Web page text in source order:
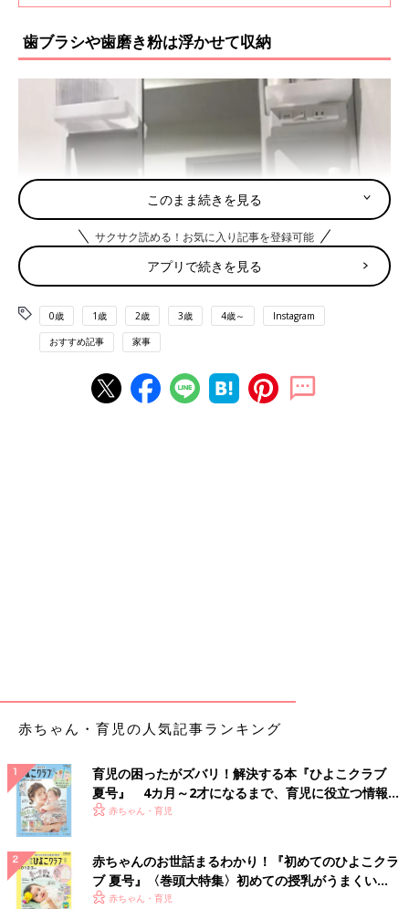
ることができます。インスタグラムの投稿から
歯ブラシや歯磨き粉は浮かせて収納
このまま続きを見る
サクサク読める！お気に入り記事を登録可能
アプリで続きを見る
0歳 1歳 2歳 3歳 4歳～ Instagram
おすすめ記事 家事
赤ちゃん・育児の人気記事ランキング
育児の困ったがズバリ！解決する本『ひよこクラブ
夏号』 4カ月～2才になるまで、育児に役立つ情報が
いっぱい！
赤ちゃん・育児
赤ちゃんのお世話まるわかり！『初めてのひよこクラ
ブ 夏号』〈巻頭大特集〉初めての授乳がうまくい
く！ おっぱい・ミルクの基本と夏のトラブル 解決テ
赤ちゃん・育児